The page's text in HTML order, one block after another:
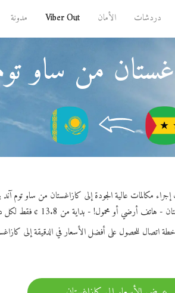
دردشات الأمان Viber Out مدونة
من ساو
أو محمول! - بداية من 13.8 ¢ فقط لكل دقيقة.
اتصال للحصول على أفضل الأسعار في الدقيقة إلى